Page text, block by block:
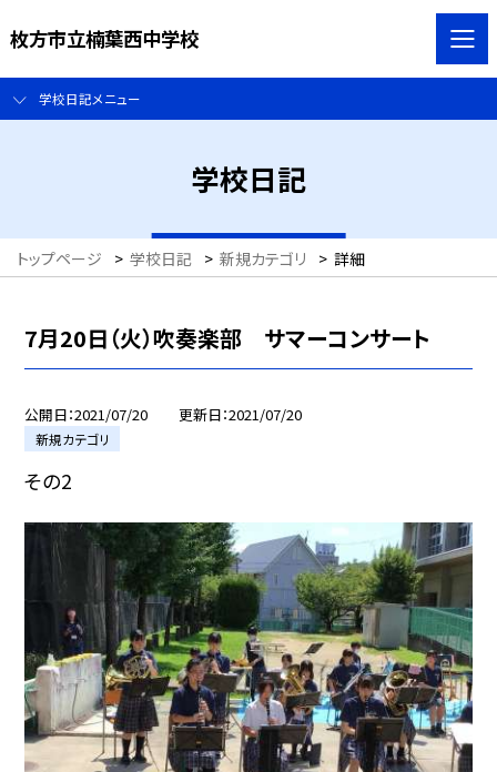
枚方市立楠葉西中学校
学校日記メニュー
学校日記
トップページ > 学校日記 > 新規カテゴリ > 詳細
7月20日（火）吹奏楽部 サマーコンサート
公開日 2021/07/20 更新日 2021/07/20
新規カテゴリ
その2